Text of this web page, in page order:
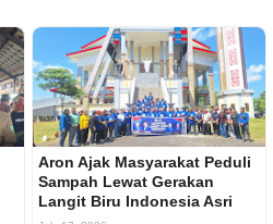
Aron Ajak Masyarakat Peduli
Sampah Lewat Gerakan
Langit Biru Indonesia Asri